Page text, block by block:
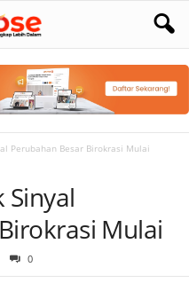
Perubahan Besar Birokrasi Mulai
Sinyal
Mulai
0